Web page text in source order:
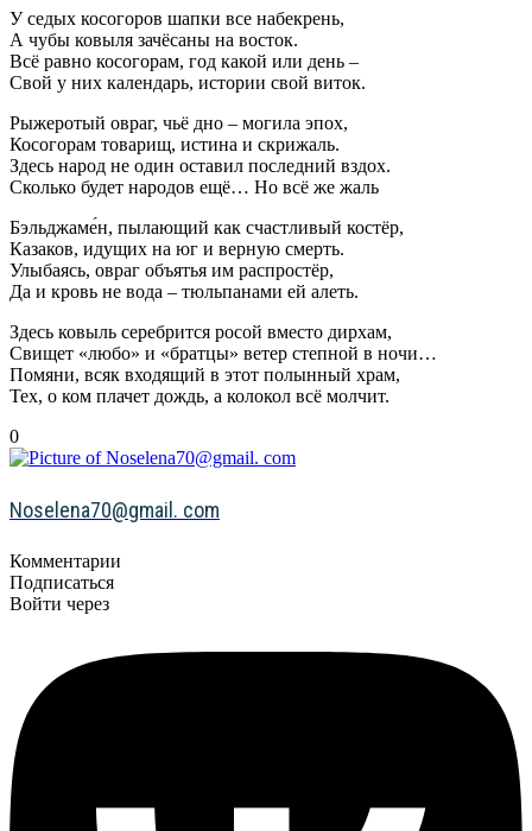
У седых косогоров шапки все набекрень,
А чубы ковыля зачёсаны на восток.
Всё равно косогорам, год какой или день –
Свой у них календарь, истории свой виток.
Рыжеротый овраг, чьё дно – могила эпох,
Косогорам товарищ, истина и скрижаль.
Здесь народ не один оставил последний вздох.
Сколько будет народов ещё… Но всё же жаль
Бэльджаме́н, пылающий как счастливый костёр,
Казаков, идущих на юг и верную смерть.
Улыбаясь, овраг объятья им распростёр,
Да и кровь не вода – тюльпанами ей алеть.
Здесь ковыль серебрится росой вместо дирхам,
Свищет «любо» и «братцы» ветер степной в ночи…
Помяни, всяк входящий в этот полынный храм,
Тех, о ком плачет дождь, а колокол всё молчит.
0
Noselena70@gmail. com
Комментарии
Подписаться
Войти через